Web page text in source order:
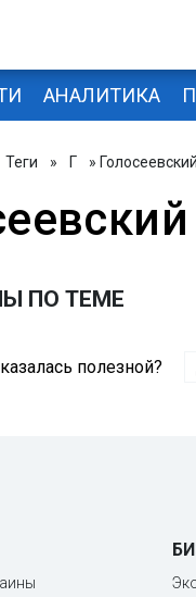
АНАЛИТИКА
Теги » Г »
ПО ТЕМЕ
полезной?